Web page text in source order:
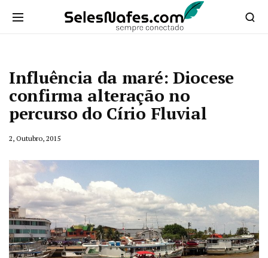
Influência da maré: Diocese
confirma alteração no
percurso do Círio Fluvial
2, Outubro, 2015